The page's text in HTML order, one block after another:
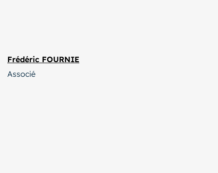
Frédéric FOURNIE
Associé